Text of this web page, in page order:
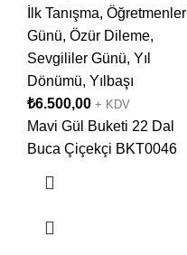
İlk Tanışma, Öğretmenler
Günü, Özür Dileme,
Sevgililer Günü, Yıl
Dönümü, Yılbaşı
₺6.500,00 + KDV
Mavi Gül Buketi 22 Dal
Buca Çiçekçi BKT0046